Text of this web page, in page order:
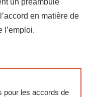
en matière de
l’emploi.
pour les accords de